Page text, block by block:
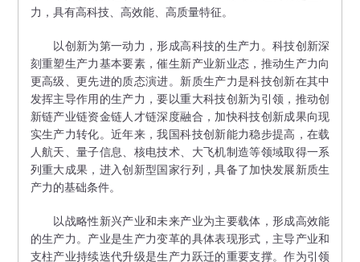
力，具有高科技、高效能、高质量特征。
以创新为第一动力，形成高科技的生产力。科技创新深
刻重塑生产力基本要素，催生新产业新业态，推动生产力向
更高级、更先进的质态演进。新质生产力是科技创新在其中
发挥主导作用的生产力，要以重大科技创新为引领，推动创
新链产业链资金链人才链深度融合，加快科技创新成果向现
实生产力转化。近年来，我国科技创新能力稳步提高，在载
人航天、量子信息、核电技术、大飞机制造等领域取得一系
列重大成果，进入创新型国家行列，具备了加快发展新质生
产力的基础条件。
以战略性新兴产业和未来产业为主要载体，形成高效能
的生产力。产业是生产力变革的具体表现形式，主导产业和
支柱产业持续迭代升级是生产力跃迁的重要支撑。作为引领